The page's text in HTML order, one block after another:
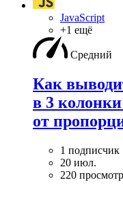
JavaScript
+1 ещё
Средний
Как
в 3
от
1 подписчик
20 июл.
220